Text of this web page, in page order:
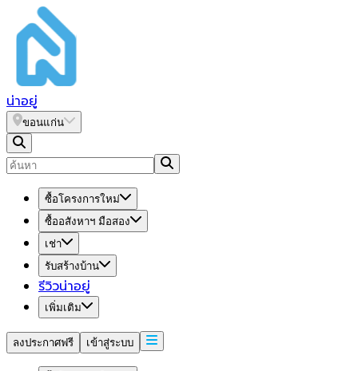
น่าอยู่
ขอนแก่น
ซื้อโครงการใหม่
ซื้ออสังหาฯ มือสอง
เช่า
รับสร้างบ้าน
รีวิวน่าอยู่
เพิ่มเติม
ลงประกาศฟรี เข้าสู่ระบบ